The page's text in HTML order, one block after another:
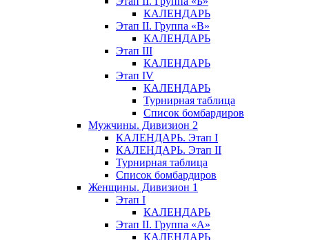
КАЛЕНДАРЬ
Этап II. Группа «В»
КАЛЕНДАРЬ
Этап III
КАЛЕНДАРЬ
Этап IV
КАЛЕНДАРЬ
Турнирная таблица
Список бомбардиров
Мужчины. Дивизион 2
КАЛЕНДАРЬ. Этап I
КАЛЕНДАРЬ. Этап II
Турнирная таблица
Список бомбардиров
Женщины. Дивизион 1
Этап I
КАЛЕНДАРЬ
Этап II. Группа «А»
КАЛЕНДАРЬ